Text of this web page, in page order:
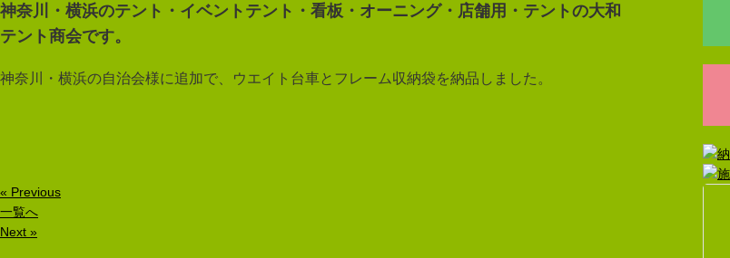
神奈川・横浜のテント・イベントテント・看板・オーニング・店舗用・テントの大和
テント商会です。
神奈川・横浜の自治会様に追加で、ウエイト台車とフレーム収納袋を納品しました。
« Previous
一覧へ
Next »